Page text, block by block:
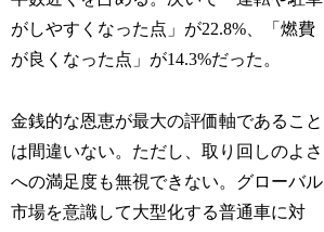
がしやすくなった点」が22.8%、「燃費
が良くなった点」が14.3%だった。
金銭的な恩恵が最大の評価軸であること
は間違いない。ただし、取り回しのよさ
への満足度も無視できない。グローバル
市場を意識して大型化する普通車に対